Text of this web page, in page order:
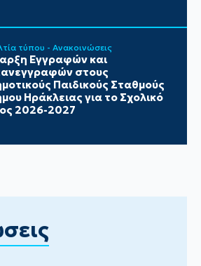
τύπου - Ανακοινώσεις
Εγγραφών και
στους
Παιδικούς Σταθμούς
Ηράκλειας για το Σχολικό
2026-2027